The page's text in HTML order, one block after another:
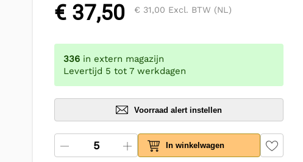
€ 37,50 € 31,00 Excl. BTW (NL)
336 in extern magazijn
Levertijd 5 tot 7 werkdagen
Voorraad alert instellen
In winkelwagen